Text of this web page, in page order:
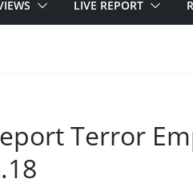
LIVE REPORT
Terror